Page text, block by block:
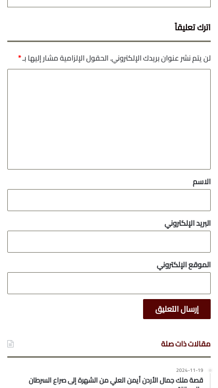
اترك تعليقاً
لن يتم نشر عنوان بريدك الإلكتروني.الحقول الإلزامية مشار إليها بـ*
*
الاسم
البريد الإلكتروني
الموقع الإلكتروني
مقالات ذات صلة
2024-11-19
قصة ملك جمال الأردن أيمن العلي من الشهرة إلى صراع السرطان